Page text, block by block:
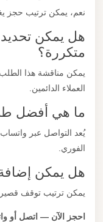
نعم، يمكن ترتيب حجز
هل يمكن تحديد
متكررة؟
يمكن مناقشة هذا الطلب
العملاء الدائمين.
ما هي أفضل
يُعد التواصل عبر واتساب
الفوري.
هل يمكن إضافة
يمكن ترتيب توقف قصير
احجز الآن — اتصل أو واتساب